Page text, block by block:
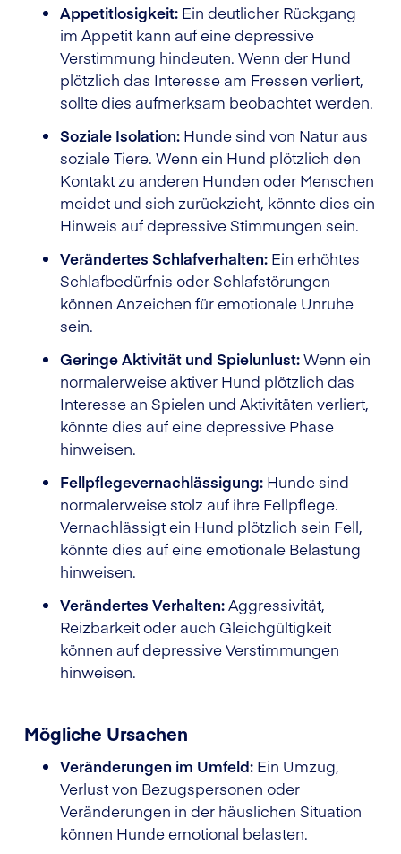
Appetitlosigkeit: Ein deutlicher Rückgang
im Appetit kann auf eine depressive
Verstimmung hindeuten. Wenn der Hund
plötzlich das Interesse am Fressen verliert,
sollte dies aufmerksam beobachtet werden.
Soziale Isolation: Hunde sind von Natur aus
soziale Tiere. Wenn ein Hund plötzlich den
Kontakt zu anderen Hunden oder Menschen
meidet und sich zurückzieht, könnte dies ein
Hinweis auf depressive Stimmungen sein.
Verändertes Schlafverhalten: Ein erhöhtes
Schlafbedürfnis oder Schlafstörungen
können Anzeichen für emotionale Unruhe
sein.
Geringe Aktivität und Spielunlust:Wenn ein
normalerweise aktiver Hund plötzlich das
Interesse an Spielen und Aktivitäten verliert,
könnte dies auf eine depressive Phase
hinweisen.
Fellpflegevernachlässigung: Hunde sind
normalerweise stolz auf ihre Fellpflege.
Vernachlässigt ein Hund plötzlich sein Fell,
könnte dies auf eine emotionale Belastung
hinweisen.
Verändertes Verhalten:Aggressivität,
Reizbarkeit oder auch Gleichgültigkeit
können auf depressive Verstimmungen
hinweisen.
Mögliche Ursachen
Veränderungen im Umfeld: Ein Umzug,
Verlust von Bezugspersonen oder
Veränderungen in der häuslichen Situation
können Hunde emotional belasten.